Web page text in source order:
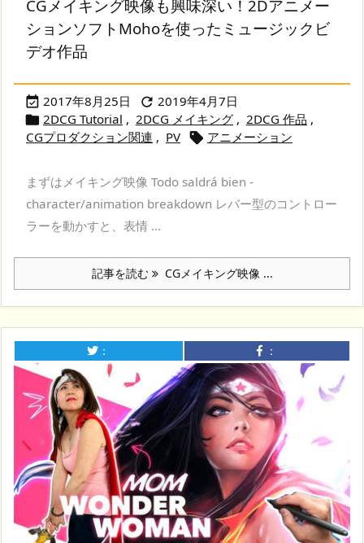
CGメイキング映像も興味深い！2Dアニメー
ションソフトMohoを使ったミュージックビ
デオ作品
 2017年8月25日  2019年4月7日
 2DCG Tutorial , 2DCG メイキング , 2DCG 作品 ,
CGプロダクション関連 , PV  アニメーション
まずはメイキング映像 Todo saldrá bien -
character/animation breakdown レバー型のコントロー
ラーを動かすと、表情 ...
記事を読む CGメイキング映像 ...
： ：